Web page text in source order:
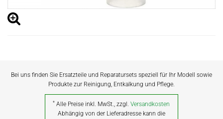
Bei uns finden Sie Ersatzteile und Reparatursets speziell für Ihr Modell sowie
Produkte zur Reinigung, Entkalkung und Pflege.
* Alle Preise inkl. MwSt., zzgl.Versandkosten
Abhängig von der Lieferadresse kann die